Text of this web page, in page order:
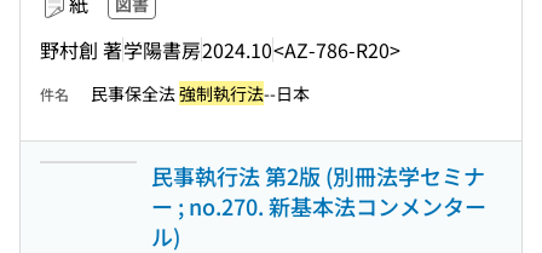
野村創 著学陽書房2024.10<AZ-786-R20>
件名 民事保全法強制執行法--日本
民事執行法 第2版 (別冊法学セミナ
ー ; no.270. 新基本法コンメンター
ル)